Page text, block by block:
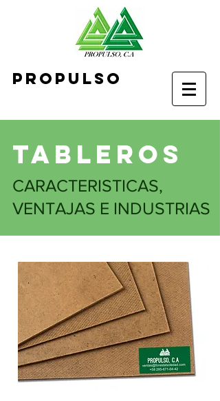
Propulso
TABLEROS
CARACTERISTICAS,
VENTAJAS E INDUSTRIAS